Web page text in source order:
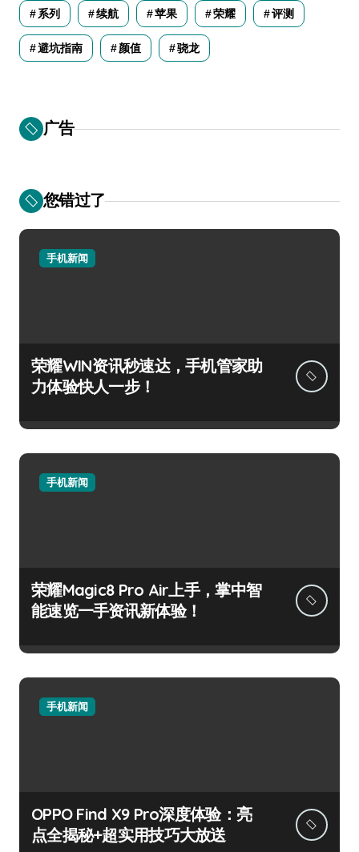
系列 续航 苹果 荣耀 评测
避坑指南 颜值 骁龙
广告
您错过了
手机新闻
荣耀WIN资讯秒速达，手机管家助
力体验快人一步！
手机新闻
荣耀Magic8 Pro Air上手，掌中智
能速览一手资讯新体验！
手机新闻
OPPO Find X9 Pro深度体验：亮
点全揭秘+超实用技巧大放送